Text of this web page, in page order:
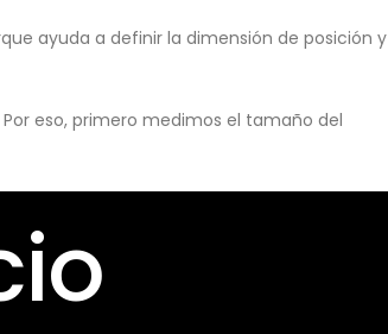
ayuda a definir la dimensión de posición y
eso, primero medimos el tamaño del